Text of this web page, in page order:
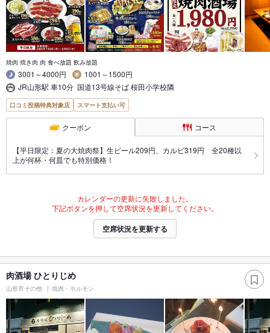
焼肉 焼き肉 肉 食べ放題 飲み放題
3001～4000円
1001～1500円
JR山形駅 車10分 国道13号線そば 桜田小学校隣
口コミ投稿特典対象店 スマート支払い可
クーポン コース
【平日限定：夏の大焼肉祭】生ビール209円、カルビ319円 全20種以
上が何杯・何皿でも特別価格！
カレンダーの更新に失敗しました。
下記ボタンを押して空席状況を更新してください。
空席状況を更新する
肉酒場 ひとりじめ
山形市その他 焼肉・ホルモン